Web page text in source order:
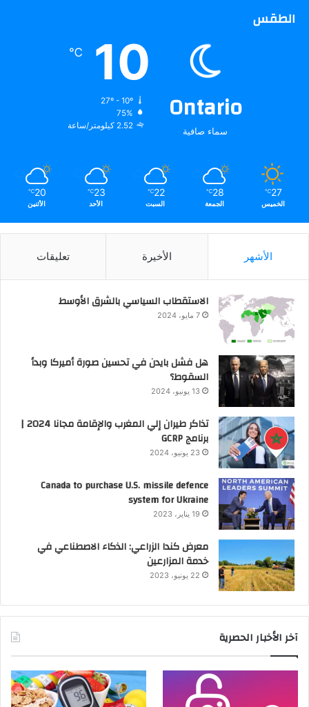
الطقس
Ontario
سماء صافية
10
℃
27º - 10º
75%
2.52 كيلومتر/ساعة
27
℃
الخميس
28
℃
الجمعة
22
℃
السبت
23
℃
الأحد
20
℃
الأثنين
الأشهر الأخيرة تعليقات
الاستقطاب السياسي بالشرق الأوسط
7 مايو، 2024
هل فشل بايدن في تحسين صورة أميركا وبدأ
السقوط؟
13 يونيو، 2024
تذاكر طيران إلي المغرب والإقامة مجانا 2024 |
برنامج GCRP
23 يونيو، 2024
Canada to purchase U.S. missile defence
system for Ukraine
19 يناير، 2023
معرض كندا الزراعي: الذكاء الاصطناعي في
خدمة المزارعين
22 يونيو، 2023
آخر الأخبار الحصرية